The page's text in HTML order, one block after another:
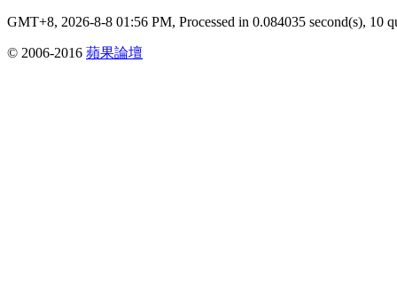
GMT+8, 2026-8-8 01:56 PM, Processed in 0.084035 second(s), 10
© 2006-2016 蘋果論壇